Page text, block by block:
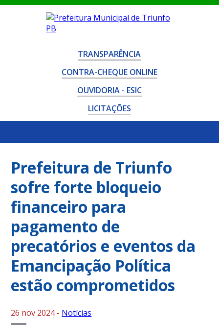
TRANSPARÊNCIA
CONTRA-CHEQUE ONLINE
OUVIDORIA - ESIC
LICITAÇÕES
Prefeitura de Triunfo
sofre forte bloqueio
financeiro para
pagamento de
precatórios e eventos da
Emancipação Política
estão comprometidos
26 nov 2024 - Notícias